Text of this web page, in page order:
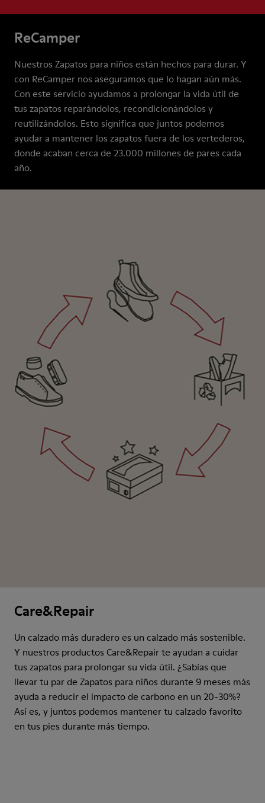
ReCamper
Nuestros Zapatos para niños están hechos para durar. Y
con ReCamper nos aseguramos que lo hagan aún más.
Con este servicio ayudamos a prolongar la vida útil de
tus zapatos reparándolos, recondicionándolos y
reutilizándolos. Esto significa que juntos podemos
ayudar a mantener los zapatos fuera de los vertederos,
donde acaban cerca de 23.000 millones de pares cada
año.
Care&Repair
Un calzado más duradero es un calzado más sostenible.
Y nuestros productos Care&Repair te ayudan a cuidar
tus zapatos para prolongar su vida útil. ¿Sabías que
llevar tu par de Zapatos para niños durante 9 meses más
ayuda a reducir el impacto de carbono en un 20-30%?
Así es, y juntos podemos mantener tu calzado favorito
en tus pies durante más tiempo.